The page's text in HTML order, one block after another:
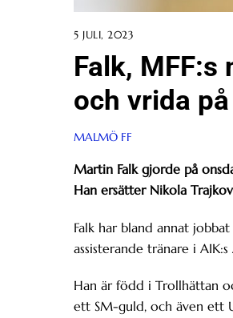
5 JULI, 2023
Falk, MFF:s
och vrida
MALMÖ FF
Martin Falk gjorde på
Han ersätter Nikola
Falk har bland annat
assisterande tränare i AIK:s
Han är född i Trollhättan
ett SM-guld, och även ett